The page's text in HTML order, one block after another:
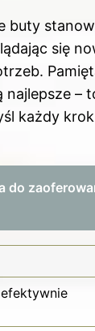
buty
się
–
każdy
do